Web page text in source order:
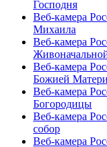
Господня
Веб-камера
Михаила
Веб-камера
Веб-камера
Божией Матери
Веб-камера
Богородицы
Веб-камера
собор
Веб-камера